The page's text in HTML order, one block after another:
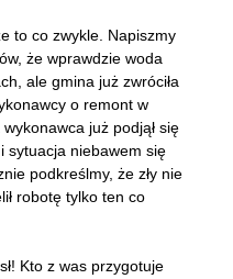
to co zwykle. Napiszmy
że wprawdzie woda
ale gmina już zwróciła
o remont w
już podjął się
sytuacja niebawem się
podkreślmy, że zły nie
robotę tylko ten co
Kto z was przygotuje